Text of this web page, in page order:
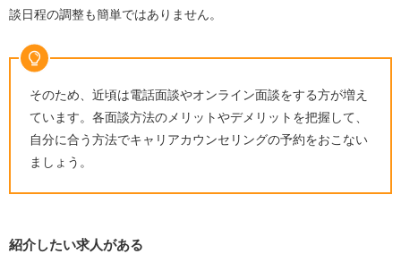
談日程の調整も簡単ではありません。
そのため、近頃は電話面談やオンライン面談をする方が増え
ています。各面談方法のメリットやデメリットを把握して、
自分に合う方法でキャリアカウンセリングの予約をおこない
ましょう。
紹介したい求人がある